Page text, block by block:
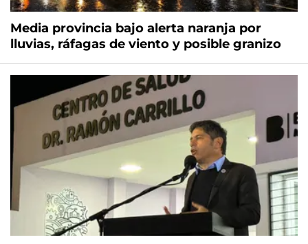
Media provincia bajo alerta naranja por
lluvias, ráfagas de viento y posible granizo